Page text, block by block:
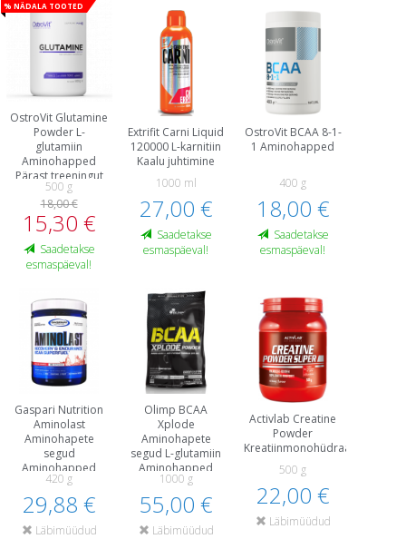
% Nädala tooted
OstroVit Glutamine
Powder L-
glutamiin
Aminohapped
Pärast treeningut
ja taastumist
500 g
18,00 €
15,30 €
Saadetakse
esmaspäeval!
Extrifit Carni Liquid
120000 L-karnitiin
Kaalu juhtimine
1000 ml
27,00 €
Saadetakse
esmaspäeval!
OstroVit BCAA 8-1-
1 Aminohapped
400 g
18,00 €
Saadetakse
esmaspäeval!
Gaspari Nutrition
Aminolast
Aminohapete
segud
Aminohapped
Pärast treeningut
ja taastumist
420 g
29,88 €
Läbimüüdud
Olimp BCAA
Xplode
Aminohapete
segud L-glutamiin
Aminohapped
Pärast treeningut
ja taastumist
1000 g
55,00 €
Läbimüüdud
Activlab Creatine
Powder
Kreatiinmonohüdraat
500 g
22,00 €
Läbimüüdud